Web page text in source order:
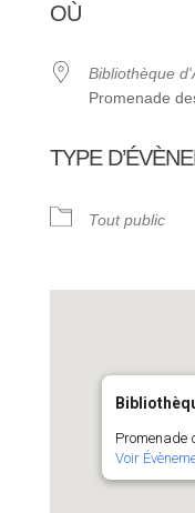
OÙ
Bibliothèque
Promenade
TYPE
Tout public
Promenade
Voir